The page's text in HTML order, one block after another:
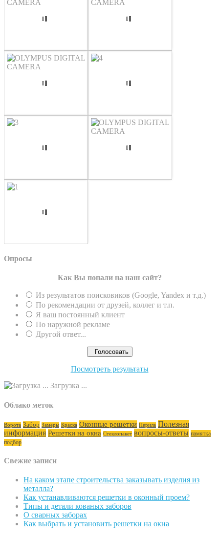
OLYMPUS DIGITAL CAMERA OLYMPUS DIGITAL CAMERA
OLYMPUS DIGITAL CAMERA 4
Опросы
Как Вы попали на наш сайт?
Из результатов поисковиков (Google, Yandex и т.д.)
По рекомендации от друзей, коллег и т.п.
Я ваш постоянный клиент
По наружной рекламе
Другой ответ...
Посмотреть результаты
Загрузка ...
Облако меток
Ворота Забор Замеры Краска Оконные решетки Перила Полезная
информация Решетки на окна Стеклопакет вопросы-ответы памятка
подбор
Свежие записи
На каком этапе строительства заказывать изделия из
металла?
Как устанавливаются решетки в оконный проем?
Типы и детали кованых заборов
О сварных заборах
Как выбрать и установить решетки на окна